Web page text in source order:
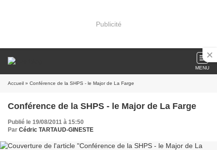
Publicité
MENU
Accueil » Conférence de la SHPS - le Major de La Farge
Conférence de la SHPS - le Major de La Farge
Publié le 19/08/2011 à 15:50
Par Cédric TARTAUD-GINESTE